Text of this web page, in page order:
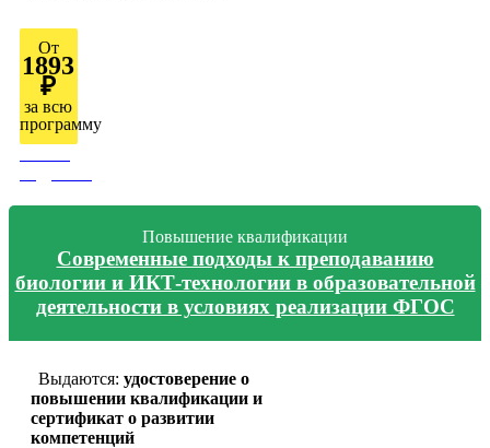
От
1893
₽
за всю
программу
Повышение квалификации
Современные подходы к преподаванию
биологии и ИКТ-технологии в образовательной
деятельности в условиях реализации ФГОС
Выдаются: удостоверение о
повышении квалификации и
сертификат о развитии
компетенций